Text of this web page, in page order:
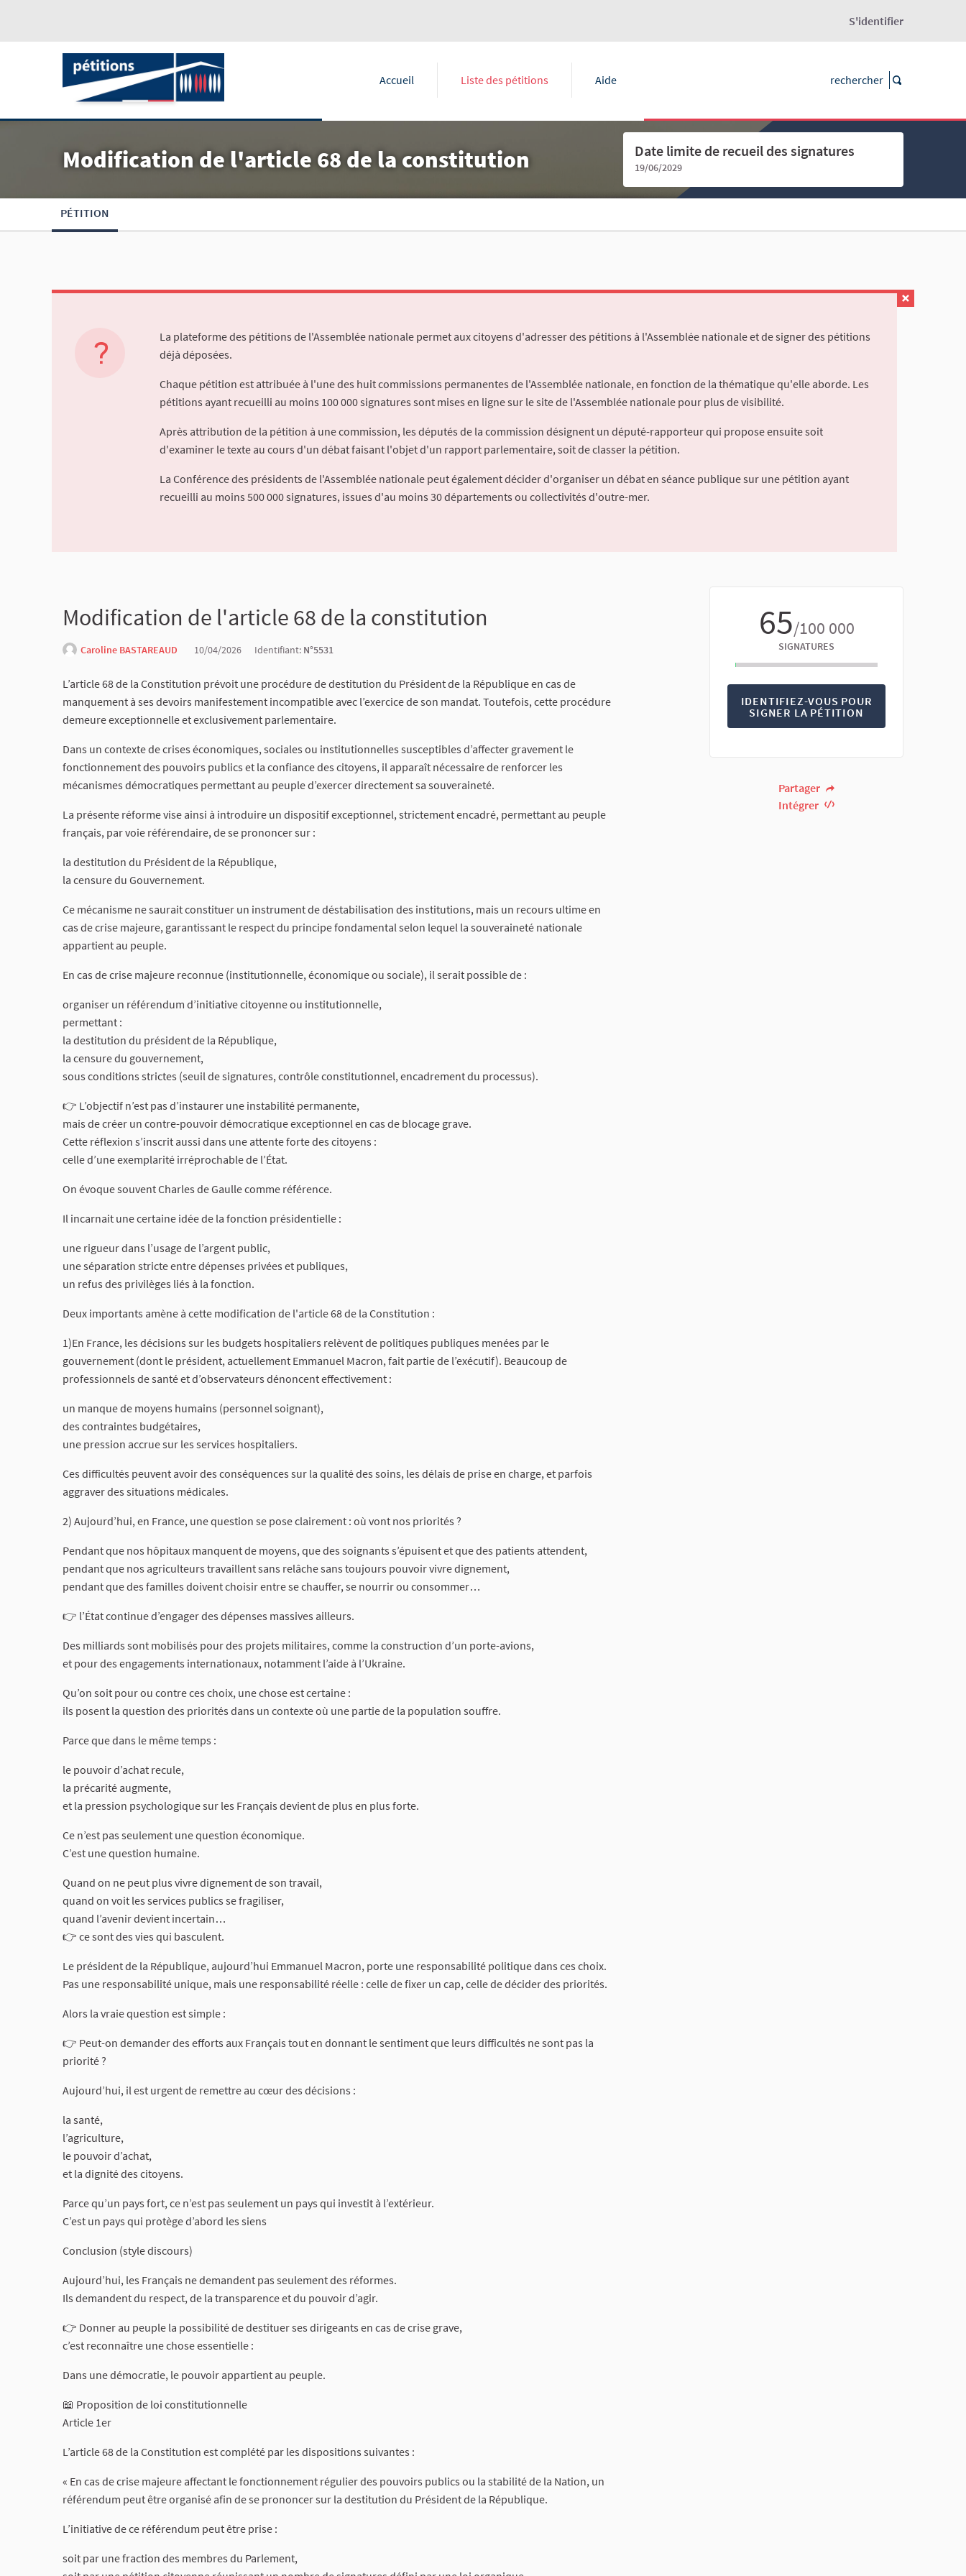
S'identifier
Accueil Liste des pétitions Aide
Modification de l'article 68 de la constitution Date limite de recueil des signatures
19/06/2029
PÉTITION
La plateforme des pétitions de l'Assemblée nationale permet aux citoyens d'adresser des pétitions à l'Assemblée nationale et de signer des pétitions
déjà déposées.
Chaque pétition est attribuée à l'une des huit commissions permanentes de l'Assemblée nationale, en fonction de la thématique qu'elle aborde. Les
pétitions ayant recueilli au moins 100 000 signatures sont mises en ligne sur le site de l'Assemblée nationale pour plus de visibilité.
Après attribution de la pétition à une commission, les députés de la commission désignent un député-rapporteur qui propose ensuite soit
d'examiner le texte au cours d'un débat faisant l'objet d'un rapport parlementaire, soit de classer la pétition.
La Conférence des présidents de l'Assemblée nationale peut également décider d'organiser un débat en séance publique sur une pétition ayant
recueilli au moins 500 000 signatures, issues d'au moins 30 départements ou collectivités d'outre-mer.
65/100 000
SIGNATURES
IDENTIFIEZ-VOUS POUR
SIGNER LA PÉTITION
Partager
Intégrer
Modification de l'article 68 de la constitution
Caroline BASTAREAUD 10/04/2026 Identifiant: N°5531
L’article 68 de la Constitution prévoit une procédure de destitution du Président de la République en cas de
manquement à ses devoirs manifestement incompatible avec l’exercice de son mandat. Toutefois, cette procédure
demeure exceptionnelle et exclusivement parlementaire.
Dans un contexte de crises économiques, sociales ou institutionnelles susceptibles d’affecter gravement le
fonctionnement des pouvoirs publics et la confiance des citoyens, il apparaît nécessaire de renforcer les
mécanismes démocratiques permettant au peuple d’exercer directement sa souveraineté.
La présente réforme vise ainsi à introduire un dispositif exceptionnel, strictement encadré, permettant au peuple
français, par voie référendaire, de se prononcer sur :
la destitution du Président de la République,
la censure du Gouvernement.
Ce mécanisme ne saurait constituer un instrument de déstabilisation des institutions, mais un recours ultime en
cas de crise majeure, garantissant le respect du principe fondamental selon lequel la souveraineté nationale
appartient au peuple.
En cas de crise majeure reconnue (institutionnelle, économique ou sociale), il serait possible de :
organiser un référendum d’initiative citoyenne ou institutionnelle,
permettant :
la destitution du président de la République,
la censure du gouvernement,
sous conditions strictes (seuil de signatures, contrôle constitutionnel, encadrement du processus).
👉 L’objectif n’est pas d’instaurer une instabilité permanente,
mais de créer un contre-pouvoir démocratique exceptionnel en cas de blocage grave.
Cette réflexion s’inscrit aussi dans une attente forte des citoyens :
celle d’une exemplarité irréprochable de l’État.
On évoque souvent Charles de Gaulle comme référence.
Il incarnait une certaine idée de la fonction présidentielle :
une rigueur dans l’usage de l’argent public,
une séparation stricte entre dépenses privées et publiques,
un refus des privilèges liés à la fonction.
Deux importants amène à cette modification de l'article 68 de la Constitution :
1)En France, les décisions sur les budgets hospitaliers relèvent de politiques publiques menées par le
gouvernement (dont le président, actuellement Emmanuel Macron, fait partie de l’exécutif). Beaucoup de
professionnels de santé et d’observateurs dénoncent effectivement :
un manque de moyens humains (personnel soignant),
des contraintes budgétaires,
une pression accrue sur les services hospitaliers.
Ces difficultés peuvent avoir des conséquences sur la qualité des soins, les délais de prise en charge, et parfois
aggraver des situations médicales.
2) Aujourd’hui, en France, une question se pose clairement : où vont nos priorités ?
Pendant que nos hôpitaux manquent de moyens, que des soignants s’épuisent et que des patients attendent,
pendant que nos agriculteurs travaillent sans relâche sans toujours pouvoir vivre dignement,
pendant que des familles doivent choisir entre se chauffer, se nourrir ou consommer…
👉 l’État continue d’engager des dépenses massives ailleurs.
Des milliards sont mobilisés pour des projets militaires, comme la construction d’un porte-avions,
et pour des engagements internationaux, notamment l’aide à l’Ukraine.
Qu’on soit pour ou contre ces choix, une chose est certaine :
ils posent la question des priorités dans un contexte où une partie de la population souffre.
Parce que dans le même temps :
le pouvoir d’achat recule,
la précarité augmente,
et la pression psychologique sur les Français devient de plus en plus forte.
Ce n’est pas seulement une question économique.
C’est une question humaine.
Quand on ne peut plus vivre dignement de son travail,
quand on voit les services publics se fragiliser,
quand l’avenir devient incertain…
👉 ce sont des vies qui basculent.
Le président de la République, aujourd’hui Emmanuel Macron, porte une responsabilité politique dans ces choix.
Pas une responsabilité unique, mais une responsabilité réelle : celle de fixer un cap, celle de décider des priorités.
Alors la vraie question est simple :
👉 Peut-on demander des efforts aux Français tout en donnant le sentiment que leurs difficultés ne sont pas la
priorité ?
Aujourd’hui, il est urgent de remettre au cœur des décisions :
la santé,
l’agriculture,
le pouvoir d’achat,
et la dignité des citoyens.
Parce qu’un pays fort, ce n’est pas seulement un pays qui investit à l’extérieur.
C’est un pays qui protège d’abord les siens
Conclusion (style discours)
Aujourd’hui, les Français ne demandent pas seulement des réformes.
Ils demandent du respect, de la transparence et du pouvoir d’agir.
👉 Donner au peuple la possibilité de destituer ses dirigeants en cas de crise grave,
c’est reconnaître une chose essentielle :
Dans une démocratie, le pouvoir appartient au peuple.
📖 Proposition de loi constitutionnelle
Article 1er
L’article 68 de la Constitution est complété par les dispositions suivantes :
« En cas de crise majeure affectant le fonctionnement régulier des pouvoirs publics ou la stabilité de la Nation, un
référendum peut être organisé afin de se prononcer sur la destitution du Président de la République.
L’initiative de ce référendum peut être prise :
soit par une fraction des membres du Parlement,